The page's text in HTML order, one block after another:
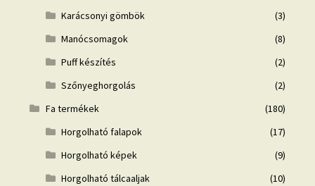
Karácsonyi gömbök
(3)
Manócsomagok
(8)
Puff készítés
(2)
Szőnyeghorgolás
(2)
Fa termékek
(180)
Horgolható falapok
(17)
Horgolható képek
(9)
Horgolható tálcaaljak
(10)